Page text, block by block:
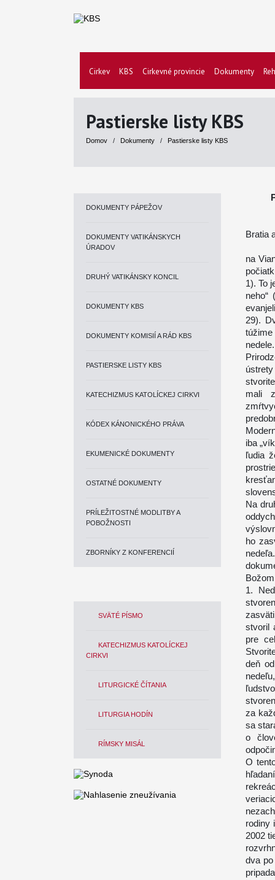
Cirkev KBS Cirkevné provincie Dokumenty
Pastierske listy KBS
Domov / Dokumenty / Pastierske listy KBS
DOKUMENTY PÁPEŽOV
DOKUMENTY VATIKÁNSKYCH
ÚRADOV
DRUHÝ VATIKÁNSKY KONCIL
DOKUMENTY KBS
DOKUMENTY KOMISIÍ A RÁD KBS
PASTIERSKE LISTY KBS
KATECHIZMUS KATOLÍCKEJ CIRKVI
KÓDEX KÁNONICKÉHO PRÁVA
EKUMENICKÉ DOKUMENTY
OSTATNÉ DOKUMENTY
PRÍLEŽITOSTNÉ MODLITBY A
POBOŽNOSTI
ZBORNÍKY Z KONFERENCIÍ
SVÄTÉ PÍSMO
KATECHIZMUS KATOLÍCKEJ
CIRKVI
LITURGICKÉ ČÍTANIA
LITURGIA HODÍN
RÍMSKY MISÁL
Bratia
na
1). To
29).
mali
iba
ľudia
Na
ho
1.
stvoril
pre
deň
za
sa
o
O
rodiny
2002
dva